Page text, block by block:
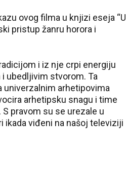
ovog filma u knjizi eseja “U
pristup žanru horora i
i iz nje crpi energiju
ubedljivim stvorom. Ta
univerzalnim arhetipovima
arhetipsku snagu i time
pravom su se urezale u
ikada viđeni na našoj televiziji